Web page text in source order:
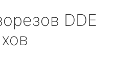
DDE